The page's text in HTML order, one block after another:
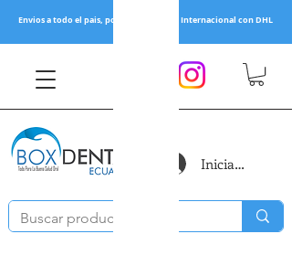
Envios a todo el pais, por Servientrega y Internacional con DHL
Iniciar sesión